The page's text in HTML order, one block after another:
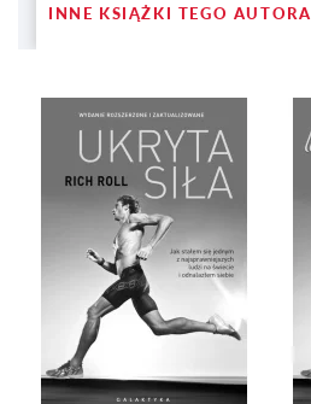
INNE KSIĄŻKI TEGO AUTORA